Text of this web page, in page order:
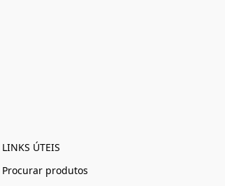
LINKS ÚTEIS
Procurar produtos